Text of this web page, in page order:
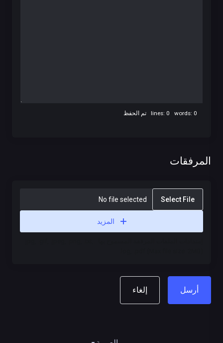
lines: 0 words: 0 تم الحفظ
المرفقات
Select File
No file selected
المزيد
إلغاء